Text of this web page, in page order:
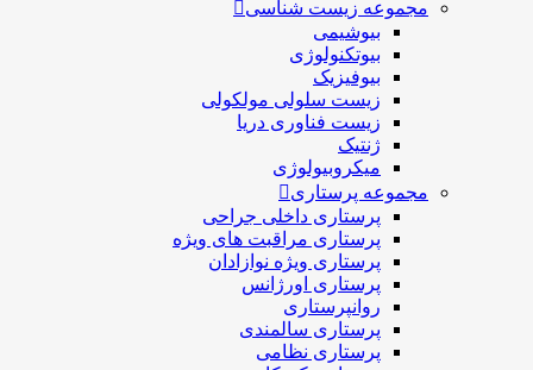
مجموعه زیست شناسی
بیوشیمی
بیوتکنولوژی
بیوفیزیک
زیست سلولی مولکولی
زیست فناوری دریا
ژنتیک
میکروبیولوژی
مجموعه پرستاری
پرستاری داخلی جراحی
پرستاری مراقبت های ويژه
پرستاری ويژه نوازادان
پرستاری اورژانس
روانپرستاری
پرستاری سالمندی
پرستاری نظامی